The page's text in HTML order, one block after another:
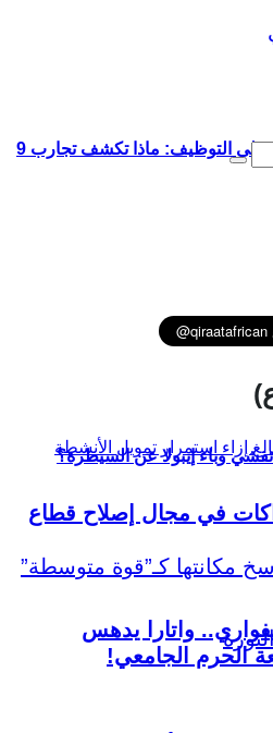
تدريب الشباب الإفريقي على التوظيف: ماذا تكشف تجارب 9
في مجال إصلاح قطاع
واتارا يدهس
الحرم الجامعي!